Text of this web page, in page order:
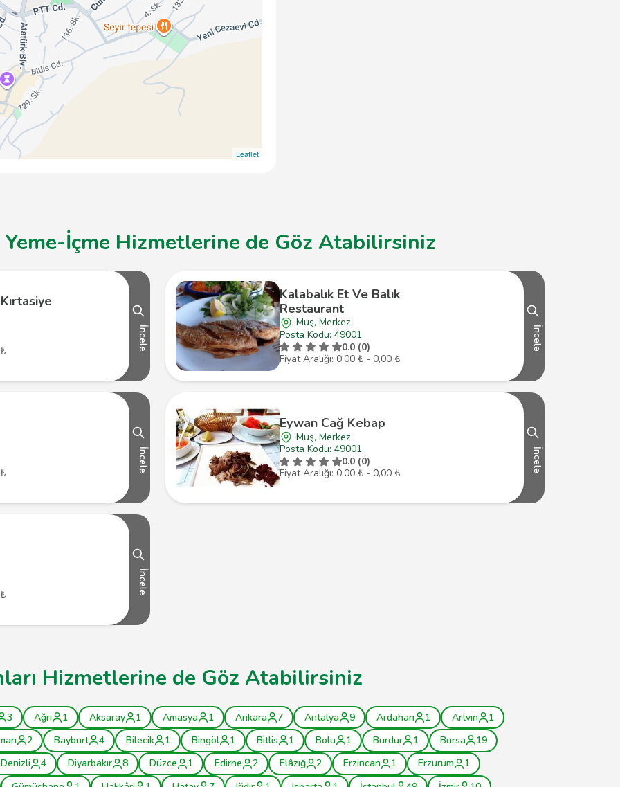
Leaflet
İçme Hizmetlerine de Göz Atabilirsiniz
İncele
Kalabalık Et Ve Balık
Restaurant
Muş, Merkez
Posta Kodu: 49001
0.0 (0)
Fiyat Aralığı: 0,00 ₺ - 0,00 ₺
İncele
İncele
Eywan Cağ Kebap
Muş, Merkez
Posta Kodu: 49001
0.0 (0)
Fiyat Aralığı: 0,00 ₺ - 0,00 ₺
İncele
İncele
Hizmetlerine de Göz Atabilirsiniz
3 Ağrı 1 Aksaray 1 Amasya 1 Ankara 7 Antalya 9 Ardahan 1 Artvin
1
2 Bayburt 4 Bilecik 1 Bingöl 1 Bitlis 1 Bolu 1 Burdur 1 Bursa
19
Denizli
4 Diyarbakır 8 Düzce 1 Edirne 2 Elâzığ 2 Erzincan 1 Erzurum
1